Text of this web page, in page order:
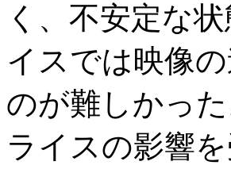
く、不安定な
イスでは映像
のが難しかっ
ライスの影響